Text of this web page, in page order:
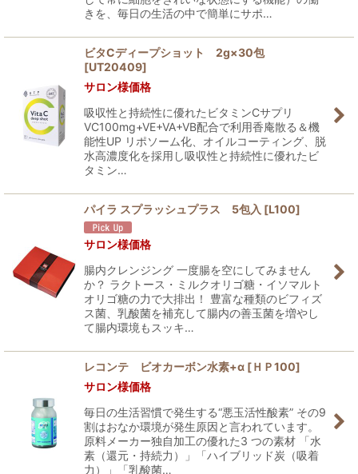
きを、毎日の生活の中で簡単にサポ…
ビタCディープショット 2g×30包
[UT20409]
サロン様価格
吸収性と持続性に優れたビタミンCサプリ
VC100mg+VE+VA+VB配合で利用香庵散る＆機
能性UP リポソーム化、オイルコーティング、脱
水高濃度化を採用し吸収性と持続性に優れたビ
タミン…
パイラ スプラッシュプラス 5包入 [L100]
サロン様価格
腸内クレンジング 一度腸を空にしてみません
か？ ラクトース・ミルクオリゴ糖・イソマルト
オリゴ糖の力で大排出！ 豊富な種類のビフィズ
ス菌、乳酸菌を補充して腸内の善玉菌を増やし
て腸内環境もスッキ…
レコンテ ビオカーボン水素+α [ＨＰ100]
サロン様価格
毎日の生活習慣で発生する“悪玉活性酸素” その9
割はおなか環境が発生原因と言われています。
原料メーカー独自加工の優れた3 つの素材 「水
素（還元・持続力）」「ハイブリッド炭（吸着
力）」「乳酸菌…